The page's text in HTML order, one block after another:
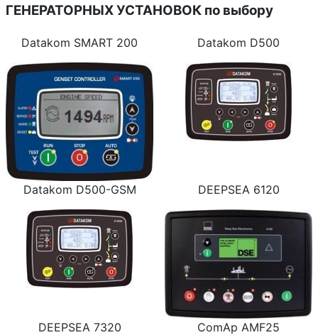
ГЕНЕРАТОРНЫХ УСТАНОВОК по выбору
Datakom SMART 200 Datakom D500
Datakom D500-GSM DEEPSEA 6120
DEEPSEA 7320 ComAp AMF25